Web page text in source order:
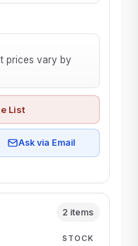
prices vary by
List
Ask via Email
2 items
STOCK